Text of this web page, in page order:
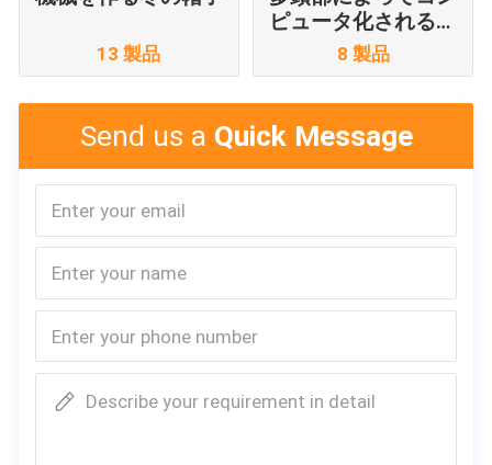
13 製品
ピュータ化される刺
繍機械
8 製品
Send us a Quick Message
Describe your requirement in detail